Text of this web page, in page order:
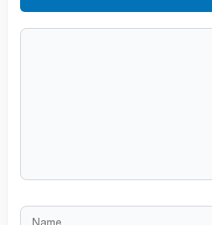
Comment
Name